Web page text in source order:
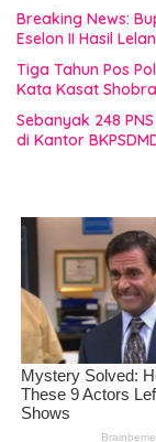
Breaking News:
Eselon II Hasil
Tiga Tahun Pos
Kata Kasat
Sebanyak 248
di Kantor